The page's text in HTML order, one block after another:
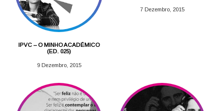
IPVC – O MINHO ACADÉMICO
(ED. 025)
9 Dezembro, 2015
7 Dezembro, 2015